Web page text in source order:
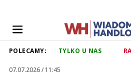
POLECAMY: TYLKO U NAS
07.07.2026 / 11:45